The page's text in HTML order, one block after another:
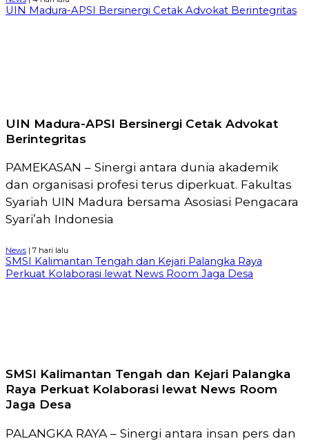
UIN Madura-APSI Bersinergi Cetak Advokat Berintegritas
UIN Madura-APSI Bersinergi Cetak Advokat
Berintegritas
PAMEKASAN – Sinergi antara dunia akademik
dan organisasi profesi terus diperkuat. Fakultas
Syariah UIN Madura bersama Asosiasi Pengacara
Syari’ah Indonesia
News | 7 hari lalu
SMSI Kalimantan Tengah dan Kejari Palangka Raya
Perkuat Kolaborasi lewat News Room Jaga Desa
SMSI Kalimantan Tengah dan Kejari Palangka
Raya Perkuat Kolaborasi lewat News Room
Jaga Desa
PALANGKA RAYA – Sinergi antara insan pers dan